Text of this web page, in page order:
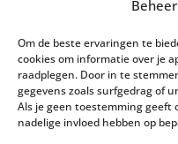
Om de beste ervaringen te
cookies om informatie over je
raadplegen. Door in te
gegevens zoals surfgedrag of
Als je geen toestemming
nadelige invloed hebben op
AI in de Horeca
Bestel nu nog aan
Safran Palace